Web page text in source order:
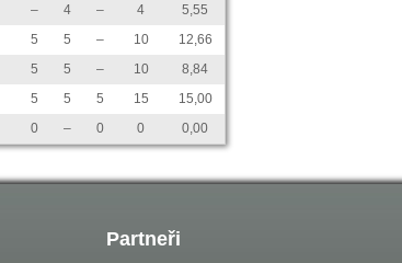
– 4 – 4
5,55
5 5 – 10
12,66
5 5 – 10
8,84
5 5 5 15
15,00
0 – 0 0 0,00
Partneři